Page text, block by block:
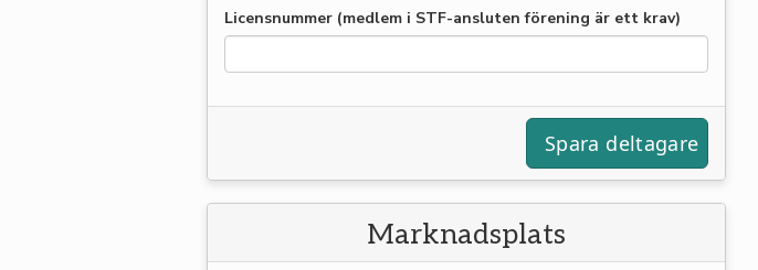
Licensnummer (medlem i STF-ansluten förening är ett krav)
Marknadsplats